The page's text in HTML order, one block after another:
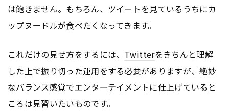
は飽きません。もちろん、ツイートを見ているうちにカ
ップヌードルが食べたくなってきます。
これだけの見せ方をするには、 Twitterをきちんと理解
した上で振り切った運用をする必要がありますが、絶妙
なバランス感覚でエンターテイメントに仕上げていると
ころは見習いたいものです。